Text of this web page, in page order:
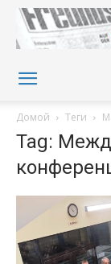
Домой Теги
Tag: